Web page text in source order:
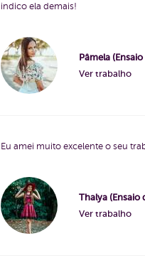
indico ela demais!
Pâmela
Ver trabalho
Eu amei muito excelente o seu
Thalya (Ensaio
Ver trabalho